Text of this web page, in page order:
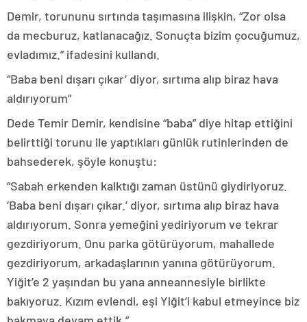
Demir, torununu sırtında taşımasına ilişkin, “Zor olsa
da mecburuz, katlanacağız. Sonuçta bizim çocuğumuz,
evladımız.” ifadesini kullandı.
“Baba beni dışarı çıkar’ diyor, sırtıma alıp biraz hava
aldırıyorum”
Dede Temir Demir, kendisine “baba” diye hitap ettiğini
belirttiği torunu ile yaptıkları günlük rutinlerinden de
bahsederek, şöyle konuştu:
“Sabah erkenden kalktığı zaman üstünü giydiriyoruz.
‘Baba beni dışarı çıkar.’ diyor, sırtıma alıp biraz hava
aldırıyorum. Sonra yemeğini yediriyorum ve tekrar
gezdiriyorum. Onu parka götürüyorum, mahallede
gezdiriyorum, arkadaşlarının yanına götürüyorum.
Yiğit’e 2 yaşından bu yana anneannesiyle birlikte
bakıyoruz. Kızım evlendi, eşi Yiğit’i kabul etmeyince biz